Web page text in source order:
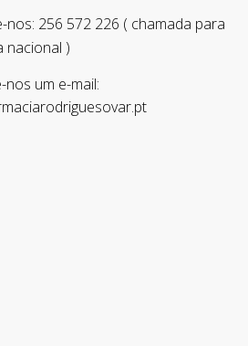
nos: 256 572 226 ( chamada para
nacional )
nos um e-mail: